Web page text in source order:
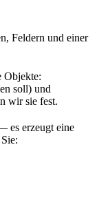
Feldern und einer
Objekte:
soll) und
wir sie fest.
es erzeugt eine